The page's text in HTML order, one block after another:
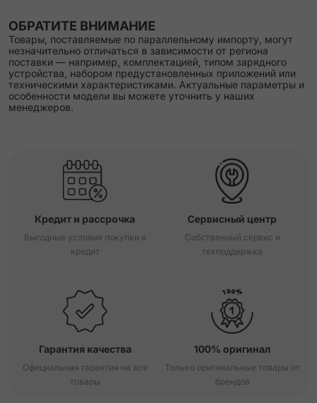
ОБРАТИТЕ ВНИМАНИЕ
Товары, поставляемые по параллельному импорту, могут
незначительно отличаться в зависимости от региона
поставки — например, комплектацией, типом зарядного
устройства, набором предустановленных приложений или
техническими характеристиками. Актуальные параметры и
особенности модели вы можете уточнить у наших
менеджеров.
Кредит и рассрочка
Выгодные условия покупки в
кредит
Сервисный центр
Собственный сервис и
техподдержка
Гарантия качества
Официальная гарантия на все
товары
100% оригинал
Только оригинальные товары от
брендов